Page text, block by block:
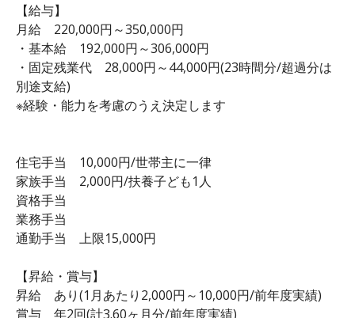
【給与】
月給 220,000円～350,000円
・基本給 192,000円～306,000円
・固定残業代 28,000円～44,000円(23時間分/超過分は
別途支給)
※経験・能力を考慮のうえ決定します
住宅手当 10,000円/世帯主に一律
家族手当 2,000円/扶養子ども1人
資格手当
業務手当
通勤手当 上限15,000円
【昇給・賞与】
昇給 あり(1月あたり2,000円～10,000円/前年度実績)
賞与 年2回(計3.60ヶ月分/前年度実績)